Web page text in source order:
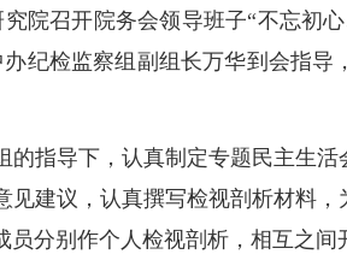
院召开院务会领导班子“不忘初
纪检监察组副组长万华到会指
指导下，认真制定专题民主生
建议，认真撰写检视剖析材料
分别作个人检视剖析，相互之间